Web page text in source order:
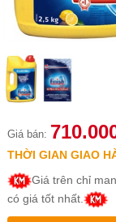
Giá bán:
THỜI GIAN GIAO
Giá trên chỉ
có giá tốt nhất.